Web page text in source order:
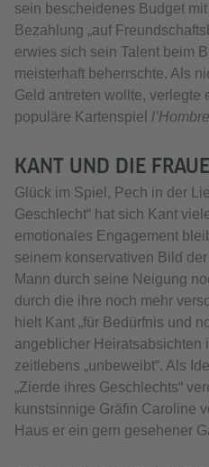
sein bescheidenes Budget
Bezahlung „auf
erwies sich sein Talent beim
meisterhaft beherrschte. Als
Geld antreten wollte, verlegte
populäre Kartenspiel l’Hombre
KANT UND DIE
Glück im Spiel, Pech in der
Geschlecht“ hat sich Kant
emotionales Engagement
seinem konservativen Bild
Mann durch seine Neigung
durch die ihre noch mehr
hielt Kant „für Bedürfnis und
angeblicher Heiratsabsichten
zeitlebens „unbeweibt“. Als
„Zierde ihres Geschlechts“
kunstsinnige Gräfin Caroline
Haus er ein gern gesehener